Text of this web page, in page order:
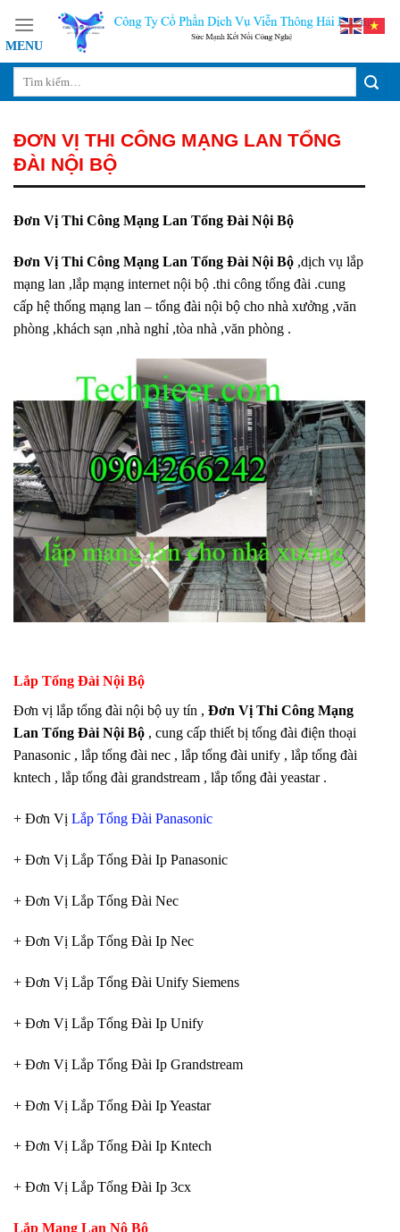
content
ĐƠN VỊ THI CÔNG MẠNG LAN TỔNG
ĐÀI NỘI BỘ
Đơn Vị Thi Công Mạng Lan Tổng Đài Nội Bộ
Đơn Vị Thi Công Mạng Lan Tổng Đài Nội Bộ ,dịch vụ lắp
mạng lan ,lắp mạng internet nội bộ .thi công tổng đài .cung
cấp hệ thống mạng lan – tổng đài nội bộ cho nhà xưởng ,văn
phòng ,khách sạn ,nhà nghỉ ,tòa nhà ,văn phòng .
Lắp Tổng Đài Nội Bộ
Đơn vị lắp tổng đài nội bộ uy tín , Đơn Vị Thi Công Mạng
Lan Tổng Đài Nội Bộ , cung cấp thiết bị tổng đài điện thoại
Panasonic , lắp tổng đài nec , lắp tổng đài unify , lắp tổng đài
kntech , lắp tổng đài grandstream , lắp tổng đài yeastar .
+ Đơn Vị Lắp Tổng Đài Panasonic
+ Đơn Vị Lắp Tổng Đài Ip Panasonic
+ Đơn Vị Lắp Tổng Đài Nec
+ Đơn Vị Lắp Tổng Đài Ip Nec
+ Đơn Vị Lắp Tổng Đài Unify Siemens
+ Đơn Vị Lắp Tổng Đài Ip Unify
+ Đơn Vị Lắp Tổng Đài Ip Grandstream
+ Đơn Vị Lắp Tổng Đài Ip Yeastar
+ Đơn Vị Lắp Tổng Đài Ip Kntech
+ Đơn Vị Lắp Tổng Đài Ip 3cx
Lắp Mạng Lan Nộ Bộ